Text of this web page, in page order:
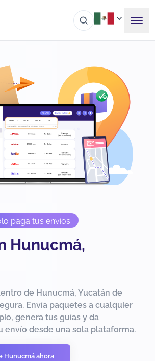
paga tus envíos
Hunucmá,
de Hunucmá, Yucatán de
Envía paquetes a cualquier
genera tus guías y da
envío desde una sola plataforma.
Hunucmá ahora